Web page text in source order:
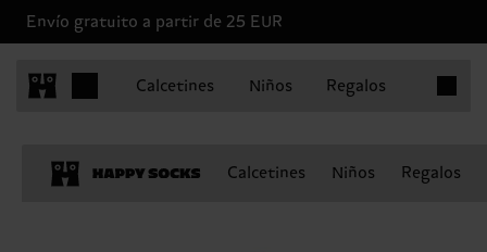
Envío gratuito a partir de 25 EUR
Calcetines Niños Regalos
Calcetines Niños Regalos